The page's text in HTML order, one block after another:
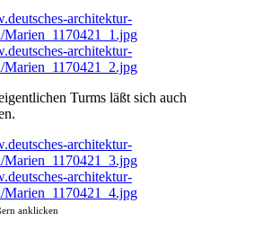
Turms läßt sich auch
anklicken